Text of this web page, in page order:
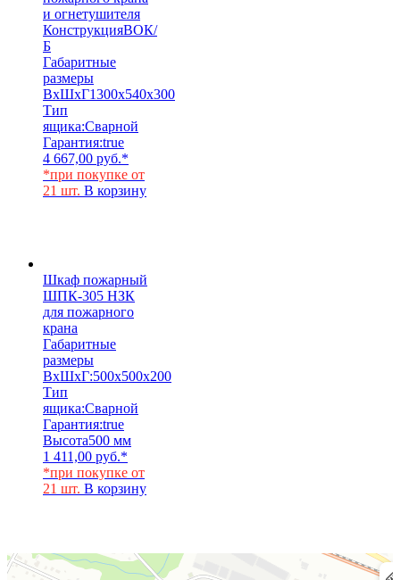
и огнетушителя
КонструкцияВОК/
Б
Габаритные
размеры
ВхШхГ1300х540х300
Тип
ящика:Сварной
Гарантия:true
4 667,00 руб.*
*при покупке от
21 шт. В корзину
Шкаф пожарный
ШПК-305 НЗК
для пожарного
крана
Габаритные
размеры
ВхШхГ:500х500х200
Тип
ящика:Сварной
Гарантия:true
Высота500 мм
1 411,00 руб.*
*при покупке от
21 шт. В корзину
Химки
Яндекс Карты — транспорт, навигация, поиск мест